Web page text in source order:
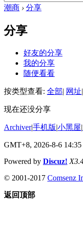
潮商 › 分享
分享
好友的分享
我的分享
随便看看
按类型查看: 全部| 网址|
现在还没分享
Archiver|手机版|小黑屋|
GMT+8, 2026-8-6 14:35
Powered by Discuz!
© 2001-2017 Comsenz
返回顶部